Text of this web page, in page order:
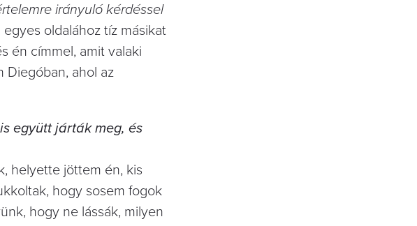
irányuló kérdéssel
oldalához tíz másikat
én címmel, amit valaki
Diegóban, ahol az
együtt járták meg, és
helyette jöttem én, kis
hogy sosem fogok
hogy ne lássák, milyen